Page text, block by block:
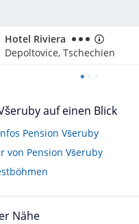
Hotel Riviera
Depoltovice, Tschechien
auf einen Blick
Pension Všeruby
von Pension Všeruby
Nähe